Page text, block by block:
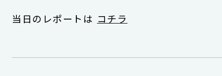
当日のレポートは コチラ